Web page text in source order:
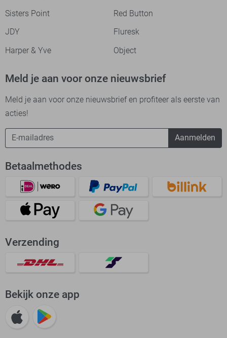
Sisters Point
Red Button
JDY
Fluresk
Harper & Yve
Object
Meld je aan voor onze nieuwsbrief
Meld je aan voor onze nieuwsbrief en profiteer als eerste van
acties!
Aanmelden
Betaalmethodes
Verzending
Bekijk onze app